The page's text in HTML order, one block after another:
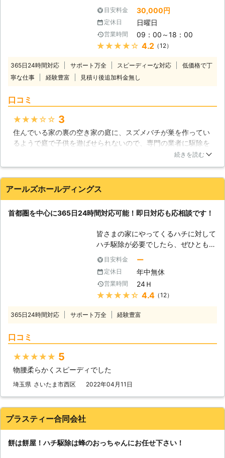
拠点を置き、ハチ駆除のプロフェッシ
ョナルとして活動しています。ハチと
言っても種類は様々ですので、危険性
の非常に高いスズメバチ類から駆除依
頼が毎年一番多いアシナガバチ類、花
在しており、それぞれに特異な特徴が
あるため、生態をよく理解した上で駆
で駆除をすることはお勧めしません。
【ハチ駆除の注意点】 ハチの巣駆除
に一番求められているのは迅速に対応
ハチは夜間活動しないので（一部の種
日などにも対応しております。ハチ駆
人が侵入しづらい天井裏や床下、場合
によっては壁の中に営巣された場合
は、1～3時間程度かかることもあり
ますのでご理解下さい。植栽などに営
巣された場合は1時間もあれば十分対
応できます。駆除費用もハチの種類や
ますが、一般的な業者の施工金額に比
目安料金 30,000円
定休日 日曜日
営業時間 09：00～18：00
★★★★★ 4.2 （12）
365日24時間対応 サポート万全 スピーディーな対応
低価格で丁
寧な仕事
経験豊富 見積り後追加料金無し
口コミ
★★★★★ 3
住んでいる家の裏の空き家の庭に、スズメバチが巣を作ってい
るようで庭で子供を遊ばせられないので、専門の業者に駆除を
依頼しました。その業者が業者さんでした。ネットで詳細を書
ました。やはり隣の空き家のハチの巣の撤去だったので作業に
時間が掛かってしまいましたが、無事に駆除をして頂く事が出
続きを読む
アールズホールディングス
首都圏を中心に365日24時間対応可能！即日対応も応相談です！
皆さまの家にやってくるハチに対して
ハチ駆除が必要でしたら、ぜひとも私
たちにそれをおまかせください。私た
ちアールズホールディングスは東京都
にて害虫駆除、害獣駆除を行っている
業者です。中でもハチ駆除は得意中の
得意ですので、ぜひともおまかせくだ
害をもたらす害虫です。スズメバチの
ハチでも面倒化と思いますので、ハチ
駆除でしたらアールズホールディング
ますが、それはとても危険なのでお止
目安料金 ー
定休日 年中無休
営業時間 24Ｈ
★★★★★ 4.4（12）
365日24時間対応 サポート万全 経験豊富
口コミ
★★★★★ 5
物腰柔らかくスピーディでした
埼玉県 さいたま市西区 2022年04月11日
プラスティー合同会社
餅は餅屋！ハチ駆除は蜂のおっちゃんにお任せ下さい！